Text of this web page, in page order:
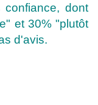
dont
et 30% "plutôt
d'avis.